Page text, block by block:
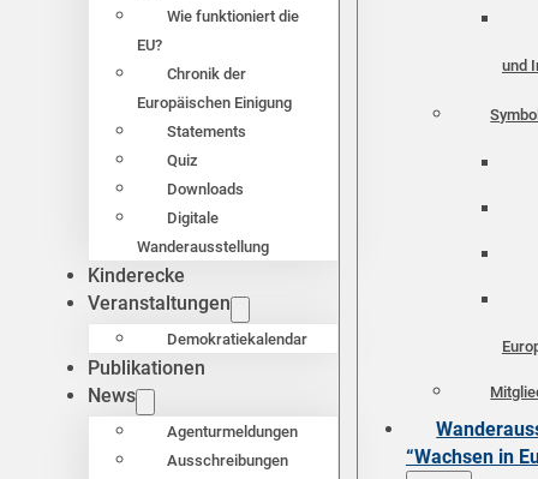
Wie funktioniert die
EU?
Chronik der
Europäischen Einigung
Statements
Quiz
Downloads
Digitale
Wanderausstellung
Kinderecke
Veranstaltungen
Demokratiekalendar
Publikationen
News
Agenturmeldungen
Ausschreibungen
und
“Wachsen in